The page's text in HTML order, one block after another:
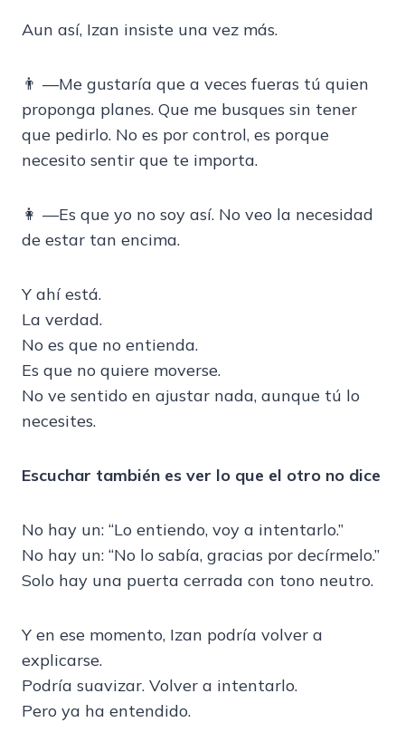
Aun así, Izan insiste una vez más.
👨 —Me gustaría que a veces fueras tú quien
proponga planes. Que me busques sin tener
que pedirlo. No es por control, es porque
necesito sentir que te importa.
👩 —Es que yo no soy así. No veo la necesidad
de estar tan encima.
Y ahí está.
La verdad.
No es que no entienda.
Es que no quiere moverse.
No ve sentido en ajustar nada, aunque tú lo
necesites.
Escuchar también es ver lo que el otro no dice
No hay un: “Lo entiendo, voy a intentarlo.”
No hay un: “No lo sabía, gracias por decírmelo.”
Solo hay una puerta cerrada con tono neutro.
Y en ese momento, Izan podría volver a
explicarse.
Podría suavizar. Volver a intentarlo.
Pero ya ha entendido.